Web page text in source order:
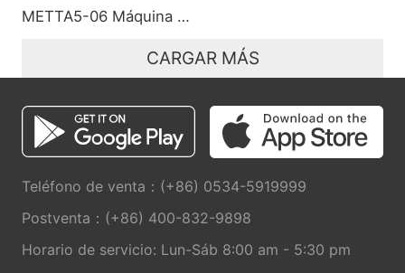
METTA5-06 Máquina de bíceps
CARGAR MÁS
Teléfono de venta：(+86) 0534-5919999
Postventa：(+86) 400-832-9898
Horario de servicio: Lun-Sáb 8:00 am - 5:30 pm